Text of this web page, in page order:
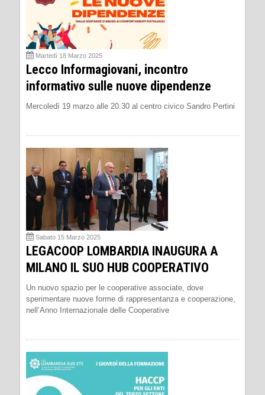
Martedì 18 Marzo 2025
Lecco Informagiovani, incontro
informativo sulle nuove dipendenze
Mercoledì 19 marzo alle 20.30 al centro civico Sandro Pertini
Sabato 15 Marzo 2025
LEGACOOP LOMBARDIA INAUGURA A
MILANO IL SUO HUB COOPERATIVO
Un nuovo spazio per le cooperative associate, dove
sperimentare nuove forme di rappresentanza e cooperazione,
nell’Anno Internazionale delle Cooperative